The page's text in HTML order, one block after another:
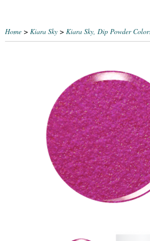
Home > Kiara Sky > Kiara Sky, Dip Powder